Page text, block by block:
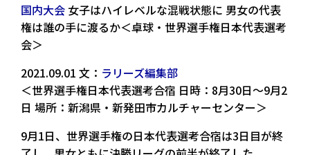
国内大会 女子はハイレベルな混戦状態に 男女の代表
権は誰の手に渡るか＜卓球・世界選手権日本代表選考
会＞
2021.09.01 文： ラリーズ編集部
＜世界選手権日本代表選考合宿 日時：8月30日～9月2
日 場所：新潟県・新発田市カルチャーセンター＞
9月1日、世界選手権の日本代表選考合宿は3日目が終